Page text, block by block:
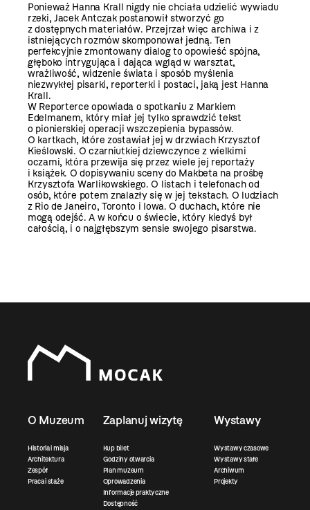
Ponieważ Hanna Krall nigdy nie chciała udzielić wywiadu
rzeki, Jacek Antczak postanowił stworzyć go
z dostępnych materiałów. Przejrzał więc archiwa i z
istniejących rozmów skomponował jedną. Ten
perfekcyjnie zmontowany dialog to opowieść spójna,
głęboko intrygująca i dająca wgląd w warsztat,
wrażliwość, widzenie świata i sposób myślenia
niezwykłej pisarki, reporterki i postaci, jaką jest Hanna
Krall.
W Reporterceopowiada o spotkaniu z Markiem
Edelmanem, który miał jej tylko sprawdzić tekst
o pionierskiej operacji wszczepienia bypassów.
O kartkach, które zostawiał jej w drzwiach Krzysztof
Kieślowski. O czarniutkiej dziewczynce z wielkimi
oczami, która przewija się przez wiele jej reportaży
i książek. O dopisywaniu sceny do Makbeta na prośbę
Krzysztofa Warlikowskiego. O listach i telefonach od
osób, które potem znalazły się w jej tekstach. O ludziach
z Rio de Janeiro, Toronto i Iowa. O duchach, które nie
mogą odejść. A w końcu o świecie, który kiedyś był
całością, i o najgłębszym sensie swojego pisarstwa.
O Muzeum
Historia i misja
Architektura
Zespół
Praca i staże
Zaplanuj wizytę
Kup bilet
Godziny otwarcia
Plan muzeum
Oprowadzenia
Informacje praktyczne
Dostępność
Wystawy
Wystawy czasowe
Wystawy stałe
Archiwum
Projekty